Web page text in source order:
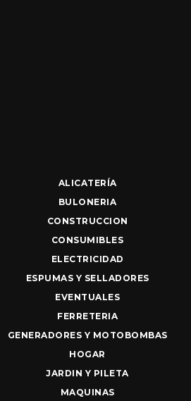
ALICATERÍA
BULONERIA
CONSTRUCCION
CONSUMIBLES
ELECTRICIDAD
ESPUMAS Y SELLADORES
EVENTUALES
FERRETERIA
GENERADORES Y MOTOBOMBAS
HOGAR
JARDIN Y PILETA
MAQUINAS